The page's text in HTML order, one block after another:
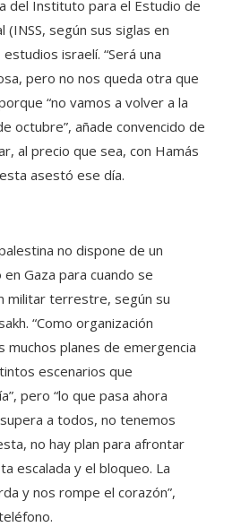
del Instituto para el Estudio de
(INSS, según sus siglas en
israelí. “Será una
pero no nos queda otra que
“no vamos a volver a la
octubre”, añade convencido de
al precio que sea, con Hamás
asestó ese día.
no dispone de un
Gaza para cuando se
militar terrestre, según su
“Como organización
muchos planes de emergencia
escenarios que
pero “lo que pasa ahora
a todos, no tenemos
no hay plan para afrontar
escalada y el bloqueo. La
y nos rompe el corazón”,